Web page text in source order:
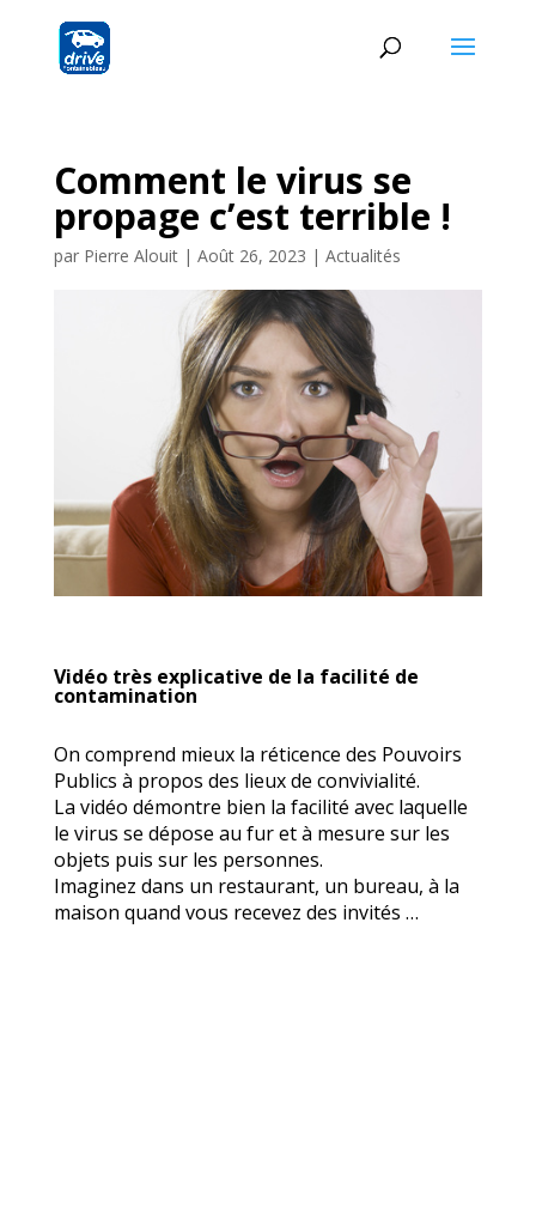
Comment le virus se
propage c’est terrible !
par Pierre Alouit| Août 26, 2023 | Actualités
Vidéo très explicative de la facilité de
contamination
On comprend mieux la réticence des Pouvoirs
Publics à propos des lieux de convivialité.
La vidéo démontre bien la facilité avec laquelle
le virus se dépose au fur et à mesure sur les
objets puis sur les personnes.
Imaginez dans un restaurant, un bureau, à la
maison quand vous recevez des invités …